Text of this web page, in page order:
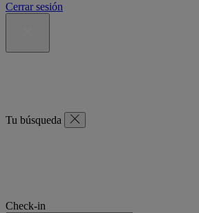
Cerrar sesión
Tu búsqueda
Check-in